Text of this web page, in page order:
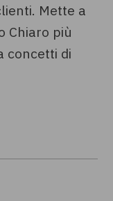
Mette a
Chiaro più
concetti di